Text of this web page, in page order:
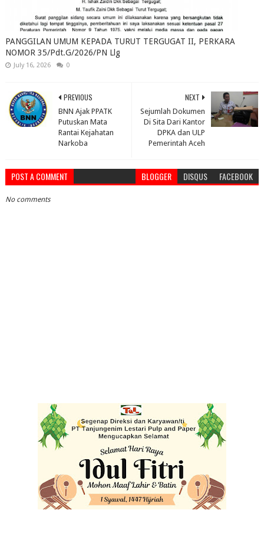
PANGGILAN UMUM KEPADA TURUT TERGUGAT II, PERKARA
NOMOR 35/Pdt.G/2026/PN Llg
July 16, 2026 0
NEXT
Sejumlah Dokumen
Di Sita Dari Kantor
DPKA dan ULP
Pemerintah Aceh
PREVIOUS
BNN Ajak PPATK
Putuskan Mata
Rantai Kejahatan
Narkoba
POST A COMMENT BLOGGER DISQUS FACEBOOK
No comments